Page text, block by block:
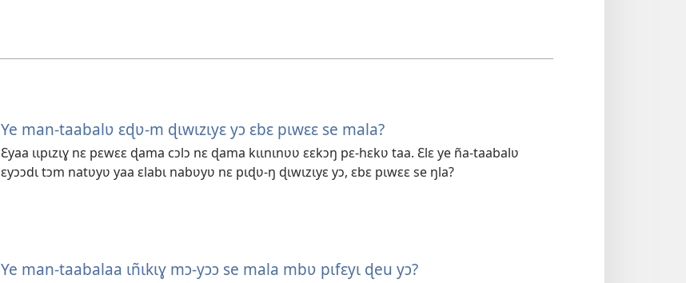
Ye man-taabalʋ ɛɖʋ-m ɖɩwɩzɩyɛ yɔ ɛbɛ pɩwɛɛ se mala?
Ɛyaa ɩɩpɩzɩɣ nɛ pɛwɛɛ ɖama cɔlɔ nɛ ɖama kɩɩnɩnʋʋ ɛɛkɔŋ pɛ-hɛkʋ taa. Ɛlɛ ye ña-taabalʋ
ɛyɔɔdɩ tɔm natʋyʋ yaa ɛlabɩ nabʋyʋ nɛ pɩɖʋ-ŋ ɖɩwɩzɩyɛ yɔ, ɛbɛ pɩwɛɛ se ŋla?
Ye man-taabalaa ɩñɩkɩɣ mɔ-yɔɔ se mala mbʋ pɩfɛyɩ ɖeu yɔ?